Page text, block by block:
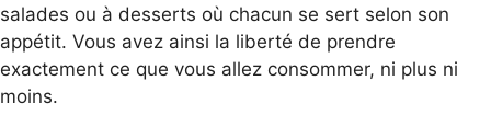
salades ou à desserts où chacun se sert selon son
appétit. Vous avez ainsi la liberté de prendre
exactement ce que vous allez consommer, ni plus ni
moins.